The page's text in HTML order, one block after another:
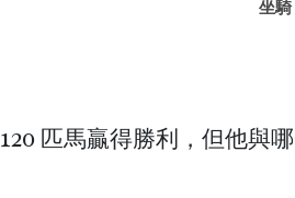
匹馬贏得勝利，但他與